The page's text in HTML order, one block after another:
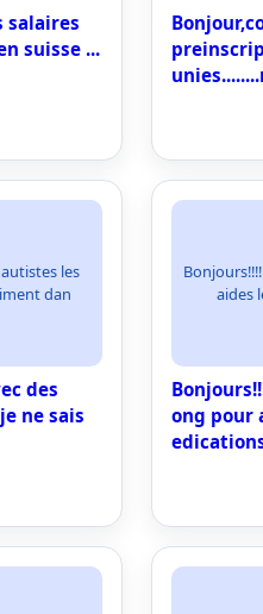
salaires
suisse ...
les
dan
des
ne sais
aides
ong pour